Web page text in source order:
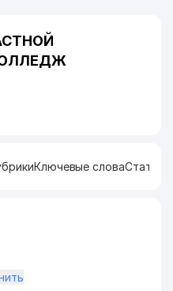
Ключевые слова